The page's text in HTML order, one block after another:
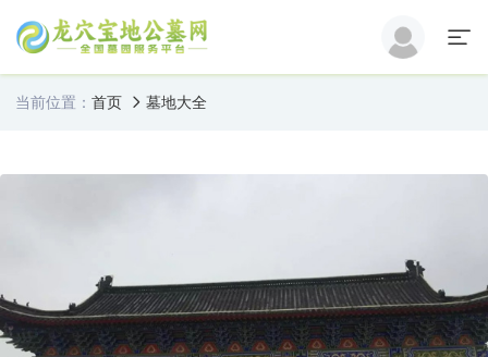
当前位置： 首页 墓地大全